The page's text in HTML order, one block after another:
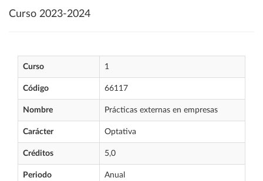
Curso 2023-2024
Curso 1
Código 66117
Nombre Prácticas externas en empresas
Carácter Optativa
Créditos 5,0
Periodo Anual